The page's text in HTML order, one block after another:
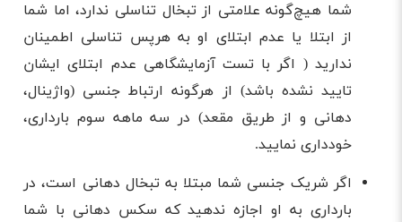
شما هیچ‌گونه علامتی از تبخال تناسلی ندارد، اما شما
از ابتلا یا عدم ابتلای او به هرپس تناسلی اطمینان
ندارید ( اگر با تست آزمایشگاهی عدم ابتلای ایشان
تایید نشده باشد) از هرگونه ارتباط جنسی (واژینال،
دهانی و از طریق مقعد) در سه ماهه سوم بارداری،
خودداری نمایید.
اگر شریک جنسی شما مبتلا به تبخال دهانی است، در
بارداری به او اجازه ندهید که سکس دهانی با شما